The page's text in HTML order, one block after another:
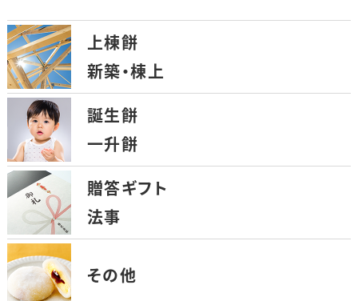
上棟餅
新築・棟上
誕生餅
一升餅
贈答ギフト
法事
その他